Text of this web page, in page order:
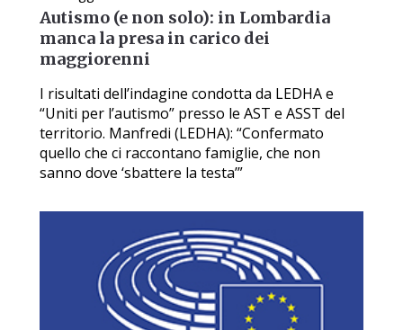
Autismo (e non solo): in Lombardia
manca la presa in carico dei
maggiorenni
I risultati dell’indagine condotta da LEDHA e
“Uniti per l’autismo” presso le AST e ASST del
territorio. Manfredi (LEDHA): “Confermato
quello che ci raccontano famiglie, che non
sanno dove ‘sbattere la testa’”